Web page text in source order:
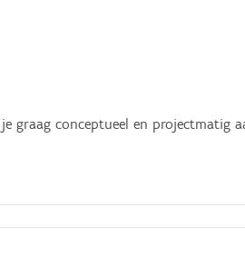
graag conceptueel en projectmatig